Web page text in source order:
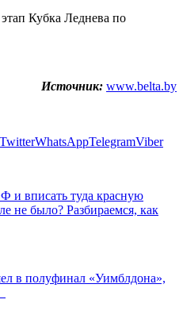
Источник: www.belta.by
TwitterWhatsAppTelegramViber
и вписать туда красную
не было? Разбираемся, как
в полуфинал «Уимблдона»,